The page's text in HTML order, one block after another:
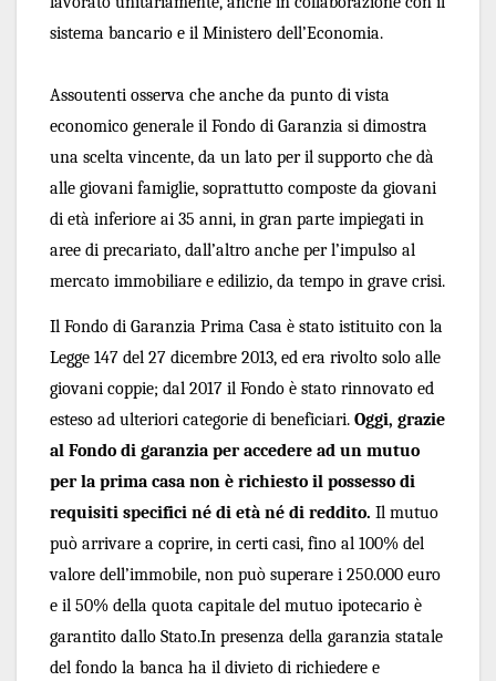
sistema bancario e il Ministero dell’Economia.
Assoutenti osserva che anche da punto di vista
economico generale il Fondo di Garanzia si dimostra
una scelta vincente, da un lato per il supporto che dà
alle giovani famiglie, soprattutto composte da giovani
di età inferiore ai 35 anni, in gran parte impiegati in
aree di precariato, dall’altro anche per l’impulso al
mercato immobiliare e edilizio, da tempo in grave crisi.
Il Fondo di Garanzia Prima Casa è stato istituito con la
Legge 147 del 27 dicembre 2013, ed era rivolto solo alle
giovani coppie; dal 2017 il Fondo è stato rinnovato ed
esteso ad ulteriori categorie di beneficiari. Oggi, grazie
al Fondo di garanzia per accedere ad un mutuo
per la prima casa non è richiesto il possesso di
requisiti specifici né di età né di reddito. Il mutuo
può arrivare a coprire, in certi casi, fino al 100% del
valore dell’immobile, non può superare i 250.000 euro
e il 50% della quota capitale del mutuo ipotecario è
garantito dallo Stato.In presenza della garanzia statale
del fondo la banca ha il divieto di richiedere e